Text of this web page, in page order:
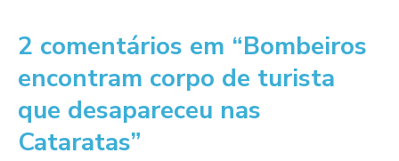
2 comentários em “Bombeiros
encontram corpo de turista
que desapareceu nas
Cataratas”